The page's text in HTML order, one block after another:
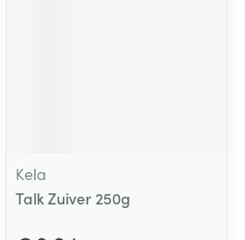
Kela
Talk Zuiver 250g